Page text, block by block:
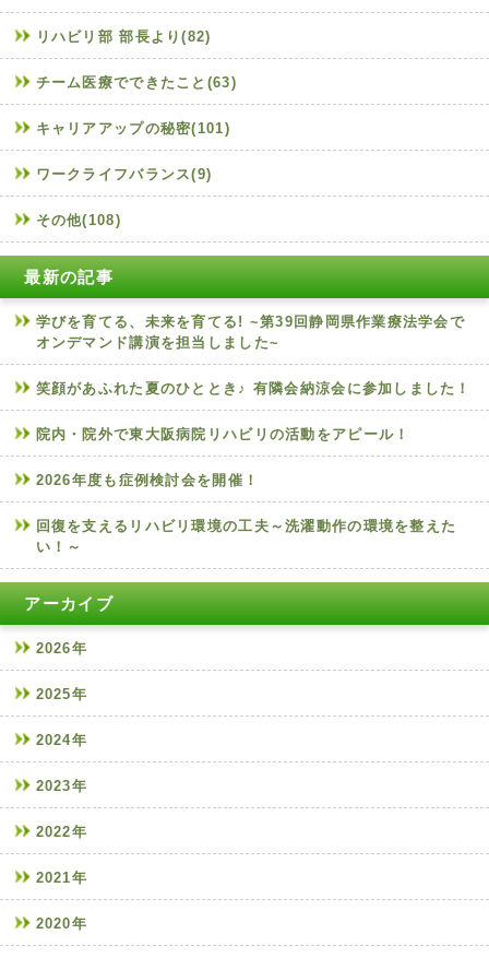
リハビリ部 部長より(82)
チーム医療でできたこと(63)
キャリアアップの秘密(101)
ワークライフバランス(9)
その他(108)
最新の記事
学びを育てる、未来を育てる! ~第39回静岡県作業療法学会で
オンデマンド講演を担当しました~
笑顔があふれた夏のひととき♪ 有隣会納涼会に参加しました！
院内・院外で東大阪病院リハビリの活動をアピール！
2026年度も症例検討会を開催！
回復を支えるリハビリ環境の工夫～洗濯動作の環境を整えた
い！～
アーカイブ
2026年
2025年
2024年
2023年
2022年
2021年
2020年